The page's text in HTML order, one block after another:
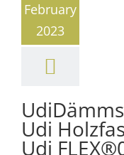
February
2023
Udi
Udi